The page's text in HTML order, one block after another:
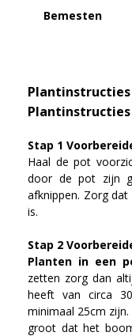
Bemesten
Plantinstructies
Plantinstructies
Stap 1
Haal de pot
door de pot zijn
afknippen. Zorg
is.
Stap 2
Planten in een
zetten zorg dan
heeft van circa
minimaal 25cm
groot dat het